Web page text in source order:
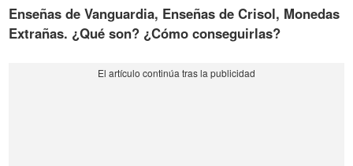
Enseñas de Vanguardia, Enseñas de Crisol, Monedas
Extrañas. ¿Qué son? ¿Cómo conseguirlas?